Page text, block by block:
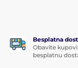
Besplatna
Obavite
besplatnu